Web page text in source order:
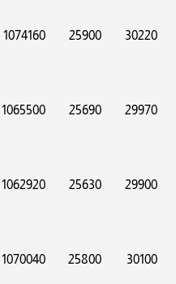
30220
25900
1074160
29970
25690
1065500
29900
25630
1062920
30100
25800
1070040